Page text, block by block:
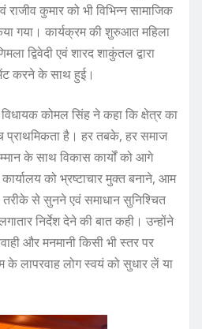
कुमार को भी विभिन्न सामाजिक
गया। कार्यक्रम की शुरुआत महिला
द्विवेदी एवं शारद शाकुंतल द्वारा
करने के साथ हुई।
कोमल सिंह ने कहा कि क्षेत्र का
प्राथमिकता है। हर तबके, हर समाज
के साथ विकास कार्यों को आगे
को भ्रष्टाचार मुक्त बनाने, आम
तरीके से सुनने एवं समाधान सुनिश्चित
निर्देश देने की बात कही। उन्होंने
और मनमानी किसी भी स्तर पर
के लापरवाह लोग स्वयं को सुधार लें या